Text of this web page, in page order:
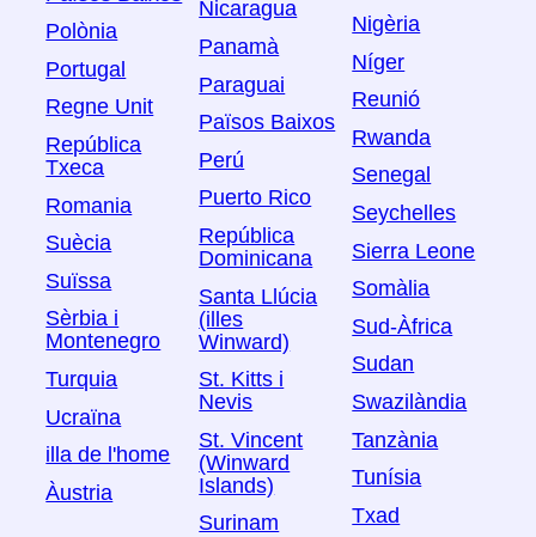
Polònia
Portugal
Regne Unit
República
Txeca
Romania
Suècia
Suïssa
Sèrbia i
Montenegro
Turquia
Ucraïna
illa de l'home
Àustria
Nicaragua
Panamà
Paraguai
Països Baixos
Perú
Puerto Rico
República
Dominicana
Santa Llúcia
(illes
Winward)
St. Kitts i
Nevis
St. Vincent
(Winward
Islands)
Surinam
Nigèria
Níger
Reunió
Rwanda
Senegal
Seychelles
Sierra Leone
Somàlia
Sud-Àfrica
Sudan
Swazilàndia
Tanzània
Tunísia
Txad